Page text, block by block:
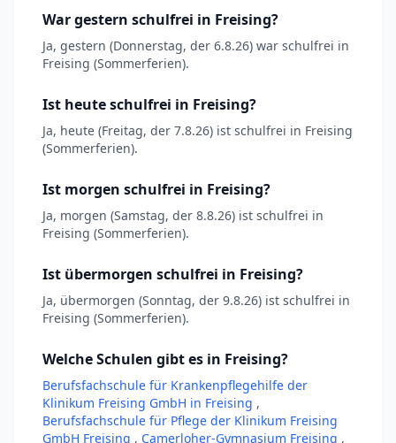
War gestern schulfrei in Freising?
Ja, gestern (Donnerstag, der 6.8.26) war schulfrei in
Freising (Sommerferien).
Ist heute schulfrei in Freising?
Ja, heute (Freitag, der 7.8.26) ist schulfrei in Freising
(Sommerferien).
Ist morgen schulfrei in Freising?
Ja, morgen (Samstag, der 8.8.26) ist schulfrei in
Freising (Sommerferien).
Ist übermorgen schulfrei in Freising?
Ja, übermorgen (Sonntag, der 9.8.26) ist schulfrei in
Freising (Sommerferien).
Welche Schulen gibt es in Freising?
Berufsfachschule für Krankenpflegehilfe der
Klinikum Freising GmbH in Freising ,
Berufsfachschule für Pflege der Klinikum Freising
GmbH Freising , Camerloher-Gymnasium Freising ,